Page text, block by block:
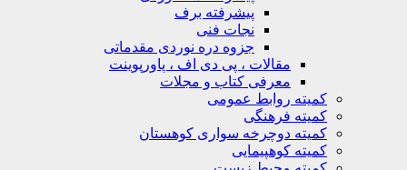
پیشرفته برف
نجات فنی
جزوه دره نوردی مقدماتی
مقالات ، پی دی اف ، پاورپوینت
معرفی کتاب و مجلات
کمیته روابط عمومی
کمیته فرهنگی
کمیته دوچرخه سواری کوهستان
کمیته کوهپیمایی